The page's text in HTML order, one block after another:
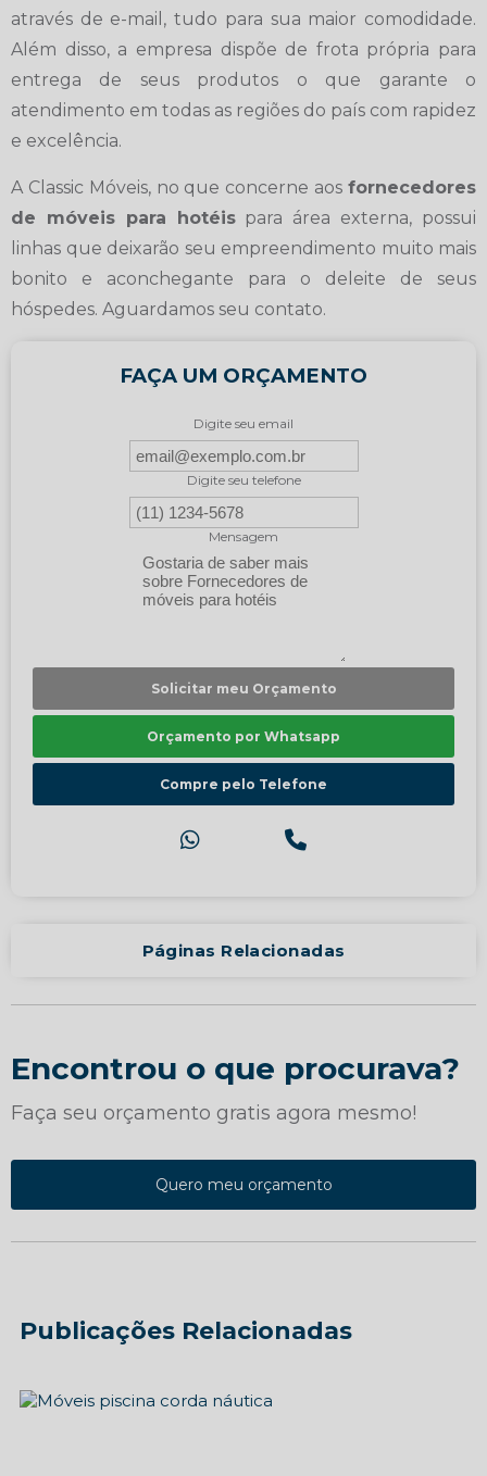
através de e-mail, tudo para sua maior comodidade.
Além disso, a empresa dispõe de frota própria para
entrega de seus produtos o que garante o
atendimento em todas as regiões do país com rapidez
e excelência.
A Classic Móveis, no que concerne aos fornecedores
de móveis para hotéispara área externa, possui
linhas que deixarão seu empreendimento muito mais
bonito e aconchegante para o deleite de seus
hóspedes. Aguardamos seu contato.
FAÇA UM ORÇAMENTO
Digite seu email
Digite seu telefone
Mensagem
Solicitar meu Orçamento
Orçamento por Whatsapp
Compre pelo Telefone
Páginas Relacionadas
Encontrou o que procurava?
Faça seu orçamento gratis agora mesmo!
Quero meu orçamento
Publicações Relacionadas